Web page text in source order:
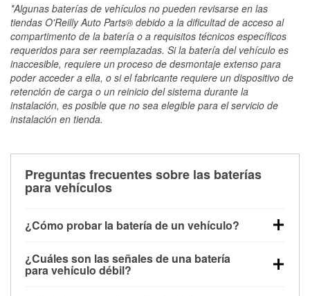
*Algunas baterías de vehículos no pueden revisarse en las
tiendas O'Reilly Auto Parts® debido a la dificultad de acceso al
compartimento de la batería o a requisitos técnicos específicos
requeridos para ser reemplazadas. Si la batería del vehículo es
inaccesible, requiere un proceso de desmontaje extenso para
poder acceder a ella, o si el fabricante requiere un dispositivo de
retención de carga o un reinicio del sistema durante la
instalación, es posible que no sea elegible para el servicio de
instalación en tienda.
Preguntas frecuentes sobre las baterías
para vehículos
¿Cómo probar la batería de un vehículo?
maneras. El método más rápido es utilizar un
multímetro: con el vehículo apagado, conecta los
¿Cuáles son las señales de una batería
para vehículo débil?